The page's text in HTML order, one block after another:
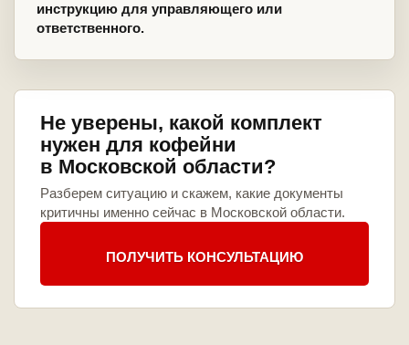
инструкцию для управляющего или
ответственного.
Не уверены, какой комплект
нужен для кофейни
в Московской области?
Разберем ситуацию и скажем, какие документы
критичны именно сейчас в Московской области.
ПОЛУЧИТЬ КОНСУЛЬТАЦИЮ